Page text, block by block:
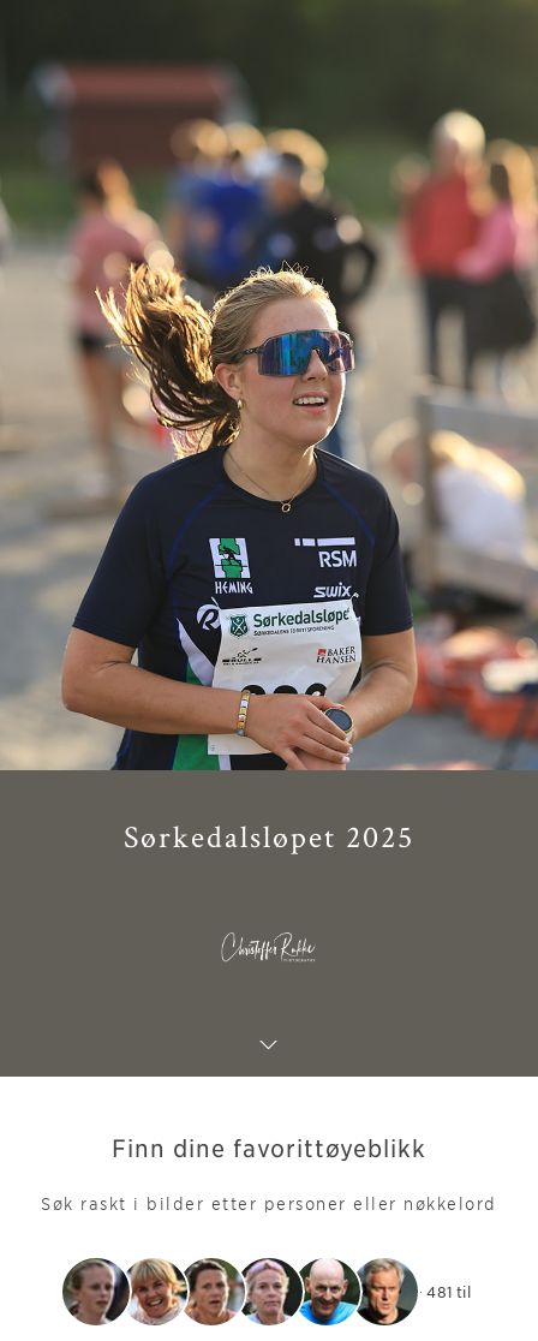
Sørkedalsløpet 2025
Finn dine favorittøyeblikk
Søk raskt i bilder etter personer eller nøkkelord
+ 481 til